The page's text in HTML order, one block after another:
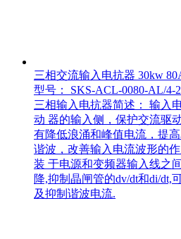
三相交流输入电抗器 30kw
型号： SKS-ACL-0080-AL/4-2
三相输入电抗器简述： 输入
动 器的输入侧，保护交流驱
有降低浪涌和峰值电流，提
谐波，改善输入电流波形的
装 于电源和变频器输入线之
降,抑制晶闸管的dv/dt和di/dt,
及抑制谐波电流.